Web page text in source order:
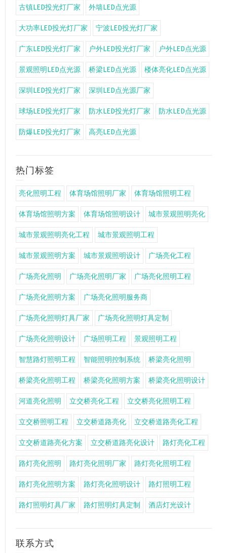
古镇LED投光灯厂家 外墙LED点光源
大功率LED投光灯厂家 宁波LED投光灯厂家
广东LED投光灯厂家 户外LED投光灯厂家 户外LED点光源
景观照明LED点光源 桥梁LED点光源 楼体亮化LED点光源
深圳LED投光灯厂家 深圳LED点光源厂家
球场LED投光灯厂家 防水LED投光灯厂家 防水LED点光源
防爆LED投光灯厂家 高亮LED点光源
热门标签
亮化照明工程 体育场馆照明厂家 体育场馆照明工程
体育场馆照明方案 体育场馆照明设计 城市景观照明亮化
城市景观照明亮化工程 城市景观照明工程
城市景观照明方案 城市景观照明设计 广场亮化工程
广场亮化照明 广场亮化照明厂家 广场亮化照明工程
广场亮化照明方案 广场亮化照明服务商
广场亮化照明灯具厂家 广场亮化照明灯具定制
广场亮化照明设计 广场照明工程 景观照明工程
智慧路灯照明工程 智能照明控制系统 桥梁亮化照明
桥梁亮化照明工程 桥梁亮化照明方案 桥梁亮化照明设计
河道亮化照明 立交桥亮化工程 立交桥亮化照明工程
立交桥照明工程 立交桥道路亮化 立交桥道路亮化工程
立交桥道路亮化方案 立交桥道路亮化设计 路灯亮化工程
路灯亮化照明 路灯亮化照明厂家 路灯亮化照明工程
路灯亮化照明方案 路灯亮化照明设计 路灯照明工程
路灯照明灯具厂家 路灯照明灯具定制 酒店灯光设计
联系方式